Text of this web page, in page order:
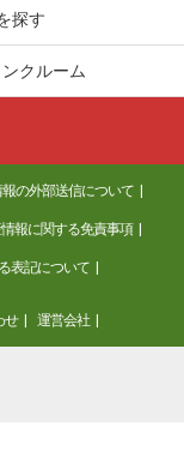
探す
クルーム
の外部送信について
報に関する免責事項
表記について
せ 運営会社